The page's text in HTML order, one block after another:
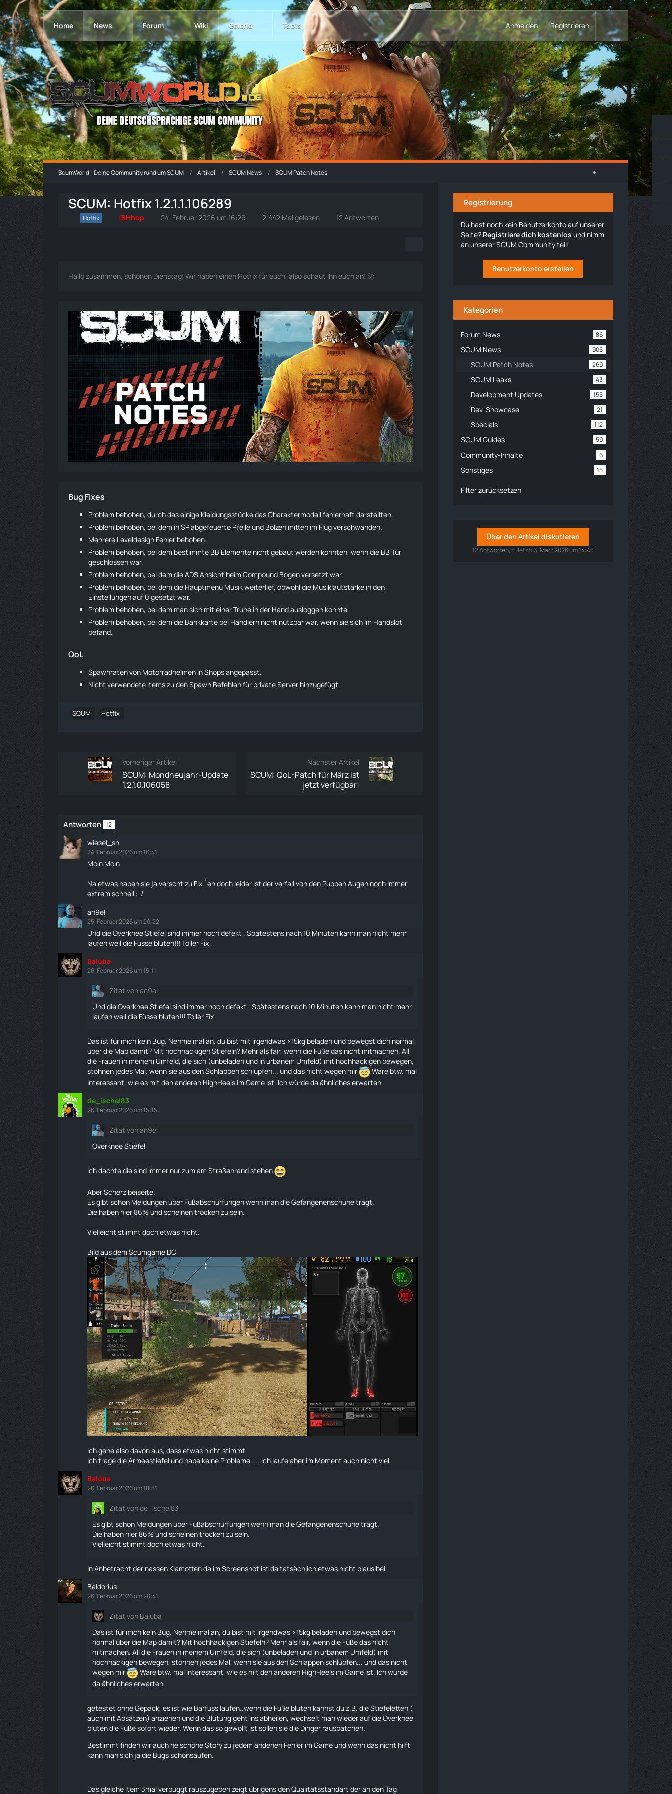
Home News Forum Wiki Galerie Tools Anmelden Registrieren
ScumWorld - Deine Community rund um SCUM Artikel SCUM News SCUM Patch Notes
SCUM: Hotfix 1.2.1.1.106289
Hotfix !BHhop 24. Februar 2026 um 16:29 2.442 Mal gelesen 12 Antworten
Hallo zusammen, schönen Dienstag! Wir haben einen Hotfix für euch, also schaut ihn euch an! 🚀
Bug Fixes
Problem behoben, durch das einige Kleidungsstücke das Charaktermodell fehlerhaft darstellten.
Problem behoben, bei dem in SP abgefeuerte Pfeile und Bolzen mitten im Flug verschwanden.
Mehrere Leveldesign Fehler behoben.
Problem behoben, bei dem bestimmte BB Elemente nicht gebaut werden konnten, wenn die BB Tür
geschlossen war.
Problem behoben, bei dem die ADS Ansicht beim Compound Bogen versetzt war.
Problem behoben, bei dem die Hauptmenü Musik weiterlief, obwohl die Musiklautstärke in den
Einstellungen auf 0 gesetzt war.
Problem behoben, bei dem man sich mit einer Truhe in der Hand ausloggen konnte.
Problem behoben, bei dem die Bankkarte bei Händlern nicht nutzbar war, wenn sie sich im Handslot
befand.
QoL
Spawnraten von Motorradhelmen in Shops angepasst.
Nicht verwendete Items zu den Spawn Befehlen für private Server hinzugefügt.
SCUM Hotfix
Vorheriger Artikel
SCUM: Mondneujahr-Update
1.2.1.0.106058
Nächster Artikel
SCUM: QoL-Patch für März ist
jetzt verfügbar!
Antworten 12
wiesel_sh
24. Februar 2026 um 16:41
Moin Moin
Na etwas haben sie ja verscht zu Fix ´en doch leider ist der verfall von den Puppen Augen noch immer
extrem schnell :-/
an9el
25. Februar 2026 um 20:22
Und die Overknee Stiefel sind immer noch defekt . Spätestens nach 10 Minuten kann man nicht mehr
laufenweil die Füsse bluten!!! Toller Fix
Baluba
26. Februar 2026 um 15:11
Zitat von an9el
Und die Overknee Stiefel sind immer noch defekt . Spätestens nach 10 Minuten kann man nicht mehr
laufenweil die Füsse bluten!!! Toller Fix
Das ist für mich kein Bug. Nehme mal an, du bist mit irgendwas >15kg beladen und bewegst dich normal
über die Map damit? Mit hochhackigen Stiefeln? Mehr als fair, wenn die Füße das nicht mitmachen. All
die Frauen in meinem Umfeld, die sich (unbeladen und in urbanem Umfeld) mit hochhackigen bewegen,
stöhnen jedes Mal, wenn sie aus den Schlappen schlüpfen... und das nicht wegen mir
Wäre btw. mal
interessant, wie es mit den anderen HighHeels im Game ist. Ich würde da ähnliches erwarten.
de_ischel83
26. Februar 2026 um 15:15
Zitat von an9el
Overknee Stiefel
Ich dachte die sind immer nur zum am Straßenrand stehen
Aber Scherz beiseite.
Es gibt schon Meldungen über Fußabschürfungen wenn man die Gefangenenschuhe trägt.
Die haben hier 86% und scheinen trocken zu sein.
Vielleicht stimmt doch etwas nicht.
Bild aus dem Scumgame DC
Ich gehe also davon aus, dass etwas nicht stimmt.
Ich trage dieArmeestiefelund habe keine Probleme .... ich laufe aber im Moment auch nicht viel.
Baluba
26. Februar 2026 um 18:51
Zitat von de_ischel83
Es gibt schon Meldungen über Fußabschürfungen wenn man die Gefangenenschuhe trägt.
Die haben hier 86% und scheinen trocken zu sein.
Vielleicht stimmt doch etwas nicht.
In Anbetracht der nassen Klamotten da im Screenshot ist da tatsächlich etwas nicht plausibel.
Baldorius
26. Februar 2026 um 20:41
Zitat von Baluba
Das ist für mich kein Bug. Nehme mal an, du bist mit irgendwas >15kg beladen und bewegst dich
normal über die Map damit? Mit hochhackigen Stiefeln? Mehr als fair, wenn die Füße das nicht
mitmachen. All die Frauen in meinem Umfeld, die sich (unbeladen und in urbanem Umfeld) mit
hochhackigen bewegen, stöhnen jedes Mal, wenn sie aus den Schlappen schlüpfen... und das nicht
wegen mir
Wäre btw. mal interessant, wie es mit den anderen HighHeels im Game ist. Ich würde
da ähnliches erwarten.
getestet ohne Gepäck, es ist wie Barfuss laufen..wenn die Füße bluten kannst du z.B. die Stiefeletten (
auch mit Absätzen) anziehen und die Blutung geht ins abheilen, wechselt man wieder auf die Overknee
bluten die Füße sofort wieder. Wenn das so gewollt ist sollen sie die Dinger rauspatchen.
Bestimmt finden wir auch ne schöneStoryzu jedem andenen Fehler im Game und wenn das nicht hilft
kann man sich ja die Bugs schönsaufen.
Das gleiche Item 3mal verbuggt rauszugeben zeigt übrigens den Qualitätsstandart der an den Tag
Registrierung
Du hast noch kein Benutzerkonto auf unserer
Seite? Registriere dich kostenlos und nimm
an unserer SCUM Community teil!
Benutzerkonto erstellen
Kategorien
Forum News 86
SCUM News 905
SCUM Patch Notes 269
SCUM Leaks 43
Development Updates 155
Dev-Showcase 21
Specials 112
SCUM Guides 59
Community-Inhalte 6
Sonstiges 15
Filter zurücksetzen
Über den Artikel diskutieren
12 Antworten, zuletzt: 3. März 2026 um 14:45